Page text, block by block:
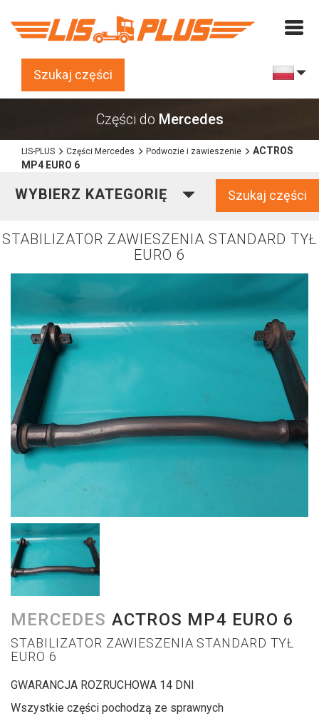
Szukaj części
Części do Mercedes
LIS-PLUS Części Mercedes Podwozie i zawieszenie
ACTROS
MP4 EURO 6
WYBIERZ KATEGORIĘ Szukaj części
STABILIZATOR ZAWIESZENIA STANDARD TYŁ
EURO 6
MERCEDES ACTROS MP4 EURO 6
STABILIZATOR ZAWIESZENIA STANDARD TYŁ
EURO 6
GWARANCJA ROZRUCHOWA 14 DNI
Wszystkie części pochodzą ze sprawnych